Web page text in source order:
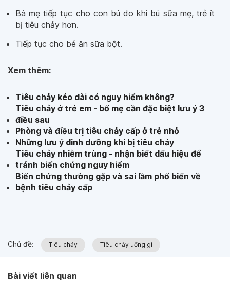
Bà mẹ tiếp tục cho con bú do khi bú sữa mẹ, trẻ ít
bị tiêu chảy hơn.
Tiếp tục cho bé ăn sữa bột.
Xem thêm:
Tiêu chảy kéo dài có nguy hiểm không?
Tiêu chảy ở trẻ em - bố mẹ cần đặc biệt lưu ý 3
điều sau
Phòng và điều trị tiêu chảy cấp ở trẻ nhỏ
Những lưu ý dinh dưỡng khi bị tiêu chảy
Tiêu chảy nhiễm trùng - nhận biết dấu hiệu để
tránh biến chứng nguy hiểm
Biến chứng thường gặp và sai lầm phổ biến về
bệnh tiêu chảy cấp
Chủ đề: Tiêu chảy Tiêu chảy uống gì
Bài viết liên quan